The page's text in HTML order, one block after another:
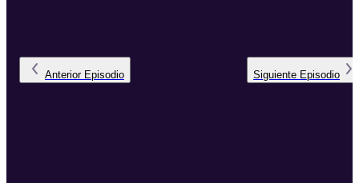
Anterior Episodio Siguiente Episodio